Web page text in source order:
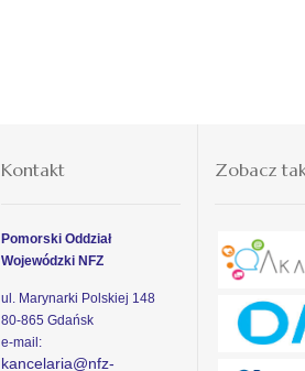
Kontakt
Pomorski Oddział
Wojewódzki NFZ
ul. Marynarki Polskiej 148
80-865 Gdańsk
e-mail:
kancelaria@nfz-
Zobacz